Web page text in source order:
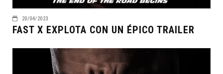
20/04/2023
FAST X EXPLOTA CON UN ÉPICO TRAILER